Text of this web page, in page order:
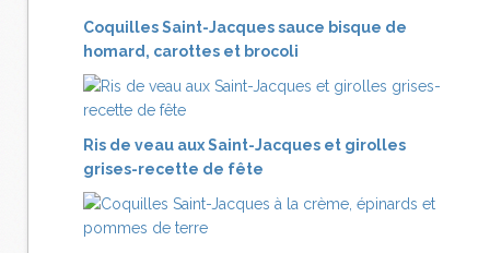
Coquilles Saint-Jacques sauce bisque de
homard, carottes et brocoli
Ris de veau aux Saint-Jacques et girolles
grises-recette de fête